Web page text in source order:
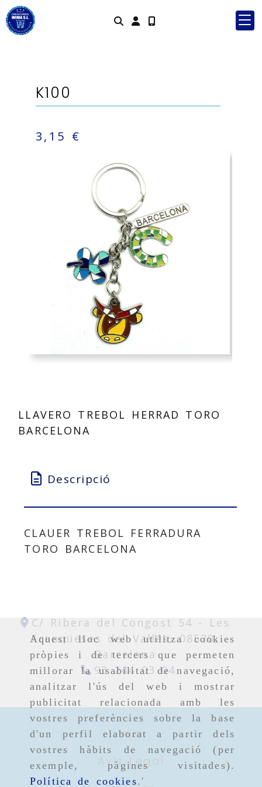
Aquest lloc web utilitza cookies
pròpies i de tercers que permeten
millorar la usabilitat de navegació,
analitzar l'ús del web i mostrar
publicitat relacionada amb les
vostres preferències sobre la base
d'un perfil elaborat a partir dels
vostres hàbits de navegació (per
exemple, pàgines visitades).
Política de cookies.'
Identifícat
K100
3,15 €
LLAVERO TREBOL HERRAD TORO
BARCELONA
Descripció
CLAUER TREBOL FERRADURA
TORO BARCELONA
C/ Ribera del Congost 54 -
Les
Franqueses del Vallés,08520,
Barcelona
93 244 03 04
Inici
Avís Legal